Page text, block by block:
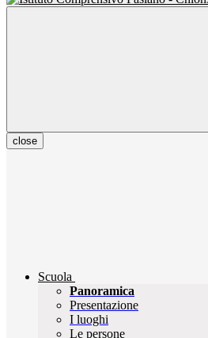
close
Scuola
Panoramica
Presentazione
I luoghi
Le persone